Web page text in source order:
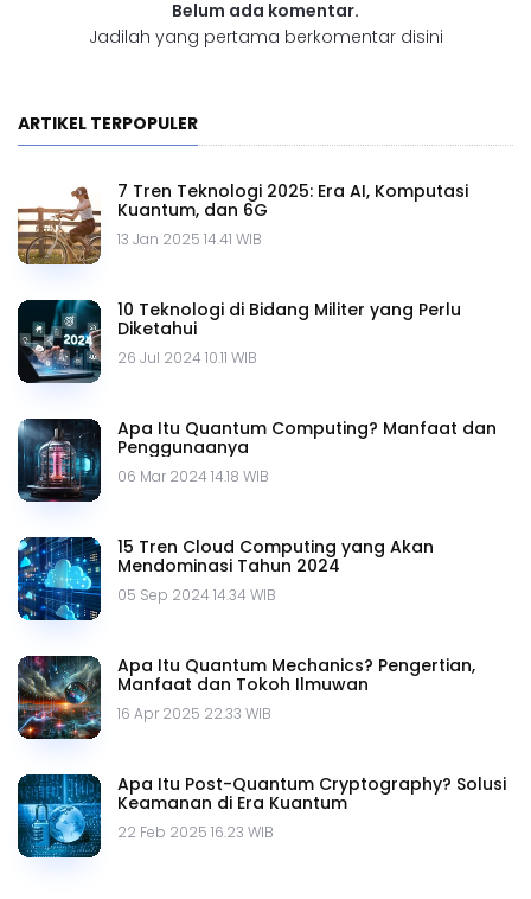
Belum ada komentar.
Jadilah yang pertama berkomentar disini
ARTIKEL TERPOPULER
7 Tren Teknologi 2025: Era AI, Komputasi
Kuantum, dan 6G
13 Jan 2025 14.41 WIB
10 Teknologi di Bidang Militer yang Perlu
Diketahui
26 Jul 2024 10.11 WIB
Apa Itu Quantum Computing? Manfaat dan
Penggunaanya
06 Mar 2024 14.18 WIB
15 Tren Cloud Computing yang Akan
Mendominasi Tahun 2024
05 Sep 2024 14.34 WIB
Apa Itu Quantum Mechanics? Pengertian,
Manfaat dan Tokoh Ilmuwan
16 Apr 2025 22.33 WIB
Apa Itu Post-Quantum Cryptography? Solusi
Keamanan di Era Kuantum
22 Feb 2025 16.23 WIB